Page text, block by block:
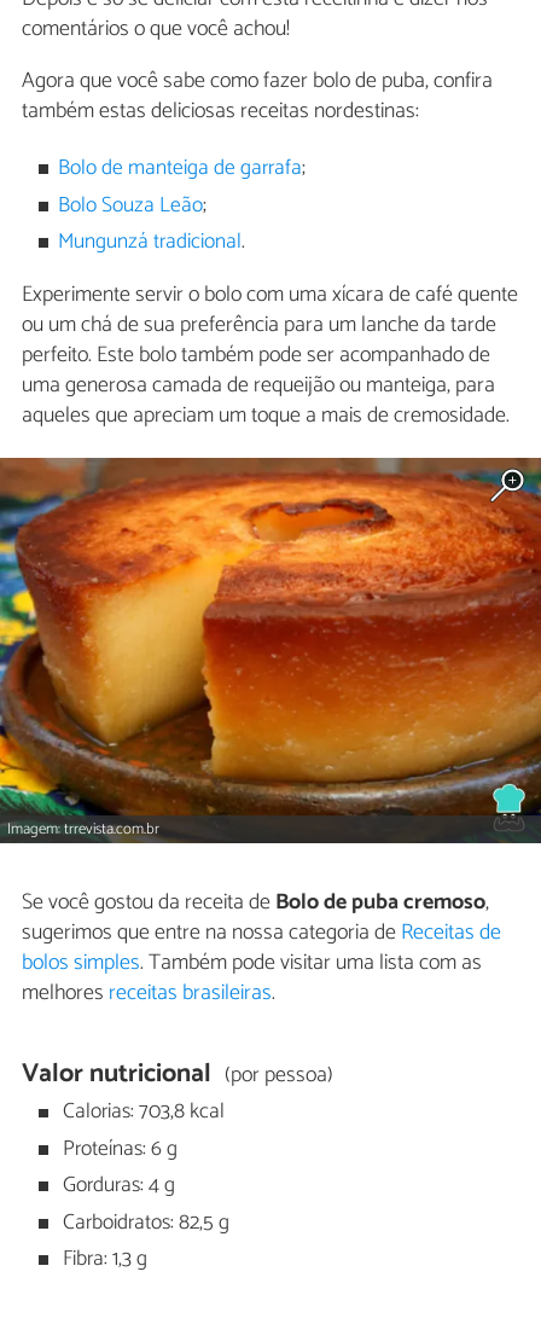
comentários o que você achou!
Agora que você sabe como fazer bolo de puba, confira
também estas deliciosas receitas nordestinas:
Bolo de manteiga de garrafa;
Bolo Souza Leão;
Mungunzá tradicional.
Experimente servir o bolo com uma xícara de café quente
ou um chá de sua preferência para um lanche da tarde
perfeito. Este bolo também pode ser acompanhado de
uma generosa camada de requeijão ou manteiga, para
aqueles que apreciam um toque a mais de cremosidade.
Imagem: trrevista.com.br
Se você gostou da receita deBolo de puba cremoso,
sugerimos que entre na nossa categoria deReceitas de
bolos simples. Também pode visitar uma lista com as
melhores receitas brasileiras.
Valor nutricional (por pessoa)
Calorias: 703,8 kcal
Proteínas: 6 g
Gorduras: 4 g
Carboidratos: 82,5 g
Fibra: 1,3 g